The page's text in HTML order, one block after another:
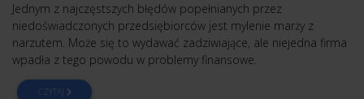
Jednym z najczęstszych błędów popełnianych przez
niedoświadczonych przedsiębiorców jest mylenie marży z
narzutem. Może się to wydawać zadziwiające, ale niejedna firma
wpadła z tego powodu w problemy finansowe.
CZYTAJ